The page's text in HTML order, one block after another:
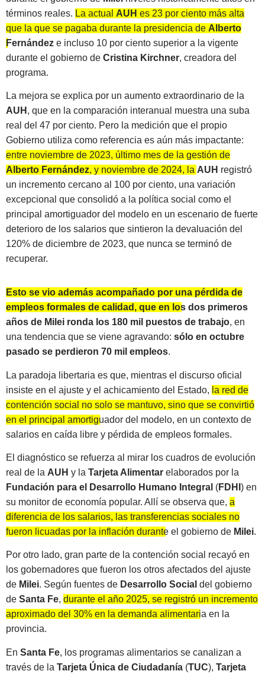
términos reales. La actual AUH es 23 por ciento más alta
que la que se pagaba durante la presidencia de Alberto
Fernández e incluso 10 por ciento superior a la vigente
durante el gobierno de Cristina Kirchner, creadora del
programa.
La mejora se explica por un aumento extraordinario de la
AUH , que en la comparación interanual muestra una suba
real del 47 por ciento. Pero la medición que el propio
Gobierno utiliza como referencia es aún más impactante:
entre noviembre de 2023, último mes de la gestión de
Alberto Fernández, y noviembre de 2024, la AUH registró
un incremento cercano al 100 por ciento, una variación
excepcional que consolidó a la política social como el
principal amortiguador del modelo en un escenario de fuerte
deterioro de los salarios que sintieron la devaluación del
120% de diciembre de 2023, que nunca se terminó de
recuperar.
Esto se vio además acompañado por una pérdida de
empleos formales de calidad, que en los dos primeros
años de Milei ronda los 180 mil puestos de trabajo, en
una tendencia que se viene agravando: sólo en octubre
pasado se perdieron 70 mil empleos.
La paradoja libertaria es que, mientras el discurso oficial
insiste en el ajuste y el achicamiento del Estado, la red de
contención social no solo se mantuvo, sino que se convirtió
en el principal amortiguador del modelo, en un contexto de
salarios en caída libre y pérdida de empleos formales.
El diagnóstico se refuerza al mirar los cuadros de evolución
real de la AUH y la Tarjeta Alimentar elaborados por la
Fundación para el Desarrollo Humano Integral (FDHI ) en
su monitor de economía popular. Allí se observa que, a
diferencia de los salarios, las transferencias sociales no
fueron licuadas por la inflación durante el gobierno de Milei.
Por otro lado, gran parte de la contención social recayó en
los gobernadores que fueron los otros afectados del ajuste
de Milei. Según fuentes de Desarrollo Social del gobierno
de Santa Fe, durante el año 2025, se registró un incremento
aproximado del 30% en la demanda alimentaria en la
provincia.
En Santa Fe, los programas alimentarios se canalizan a
través de la Tarjeta Única de Ciudadanía (TUC), Tarjeta